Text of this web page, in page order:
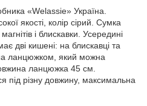
«Welassie» Україна.
якості, колір сірий. Сумка
і блискавки. Усередині
дві кишені: на блискавці та
ланцюжком, який можна
ланцюжка 45 см.
під різну довжину, максимальна